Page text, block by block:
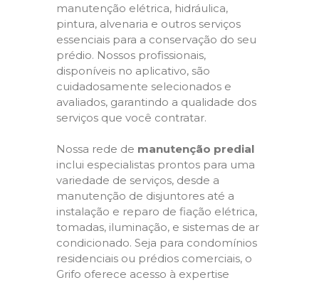
manutenção elétrica, hidráulica,
pintura, alvenaria e outros serviços
essenciais para a conservação do seu
prédio. Nossos profissionais,
disponíveis no aplicativo, são
cuidadosamente selecionados e
avaliados, garantindo a qualidade dos
serviços que você contratar.
Nossa rede de manutenção predial
inclui especialistas prontos para uma
variedade de serviços, desde a
manutenção de disjuntores até a
instalação e reparo de fiação elétrica,
tomadas, iluminação, e sistemas de ar
condicionado. Seja para condomínios
residenciais ou prédios comerciais, o
Grifo oferece acesso à expertise